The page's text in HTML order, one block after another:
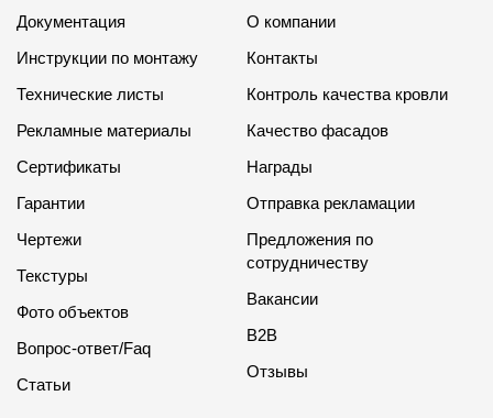
8 800 100 71 45
Адрес
125212, Россия, Москва, Головинское ш., д. 5, стр. 1(БЦ
Режим работы
Сб-Вс - выходной
Документация
Инструкции по монтажу
Технические листы
Рекламные материалы
Сертификаты
Гарантии
Чертежи
Текстуры
Фото объектов
Вопрос-ответ/Faq
Статьи
О компании
Контакты
Контроль качества кровли
Качество фасадов
Награды
Отправка рекламации
Предложения по
сотрудничеству
Вакансии
B2B
Отзывы